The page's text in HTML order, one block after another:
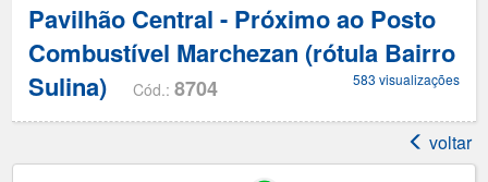
Pavilhão Central - Próximo ao Posto
Combustível Marchezan (rótula Bairro
Sulina)
Cód.:8704 583 visualizações
voltar